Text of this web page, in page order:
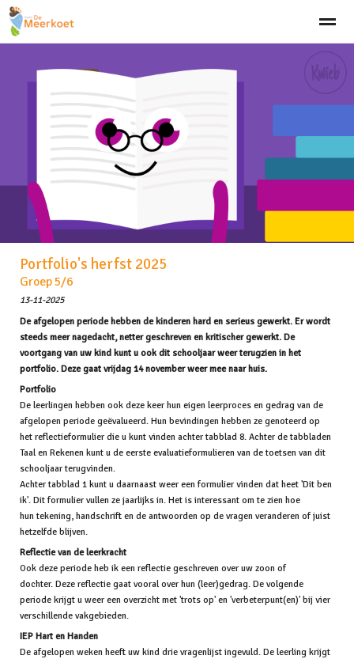
Home Bellen
Portfolio's herfst 2025
Groep 5/6
13-11-2025
De afgelopen periode hebben de kinderen hard en serieus gewerkt. Er wordt
steeds meer nagedacht, netter geschreven en kritischer gewerkt. De
voortgang van uw kind kunt u ook dit schooljaar weer terugzien in het
portfolio. Deze gaat vrijdag 14 november weer mee naar huis.
Portfolio
De leerlingen hebben ook deze keer hun eigen leerproces en gedrag van de
afgelopen periode geëvalueerd. Hun bevindingen hebben ze genoteerd op
het reflectieformulier die u kunt vinden achter tabblad 8. Achter de tabbladen
Taal en Rekenen kunt u de eerste evaluatieformulieren van de toetsen van dit
schooljaar terugvinden.
Achter tabblad 1 kunt u daarnaast weer een formulier vinden dat heet 'Dit ben
ik'. Dit formulier vullen ze jaarlijks in. Het is interessant om te zien hoe
hun tekening, handschrift en de antwoorden op de vragen veranderen of juist
hetzelfde blijven.
Reflectie van de leerkracht
Ook deze periode heb ik een reflectie geschreven over uw zoon of
dochter. Deze reflectie gaat vooral over hun (leer)gedrag. De volgende
periode krijgt u weer een overzicht met 'trots op' en 'verbeterpunt(en)' bij vier
verschillende vakgebieden.
IEP Hart en Handen
De afgelopen weken heeft uw kind drie vragenlijst ingevuld. De leerling krijgt